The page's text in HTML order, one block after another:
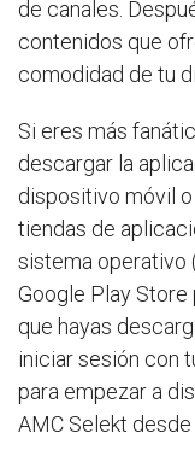
de canales.
contenidos que
comodidad de tu
Si eres más
descargar la
dispositivo móvil
tiendas de
sistema operativo
Google Play Store
que hayas
iniciar sesión con
para empezar a
AMC Selekt desde